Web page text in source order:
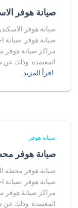
صيانة هوفر الاسكندريه
صيانة هوفر صيانة
مراكز صيانة هوفر
المعتمدة. وذلك عن
اقرأ المزيد…
صيانة هوفر
صيانة هوفر محطة
صيانة هوفر صيانة
مراكز صيانة هوفر
المعتمدة. وذلك